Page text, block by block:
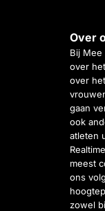
Over
Bij
over
over
gaan
ook
atleten
meest
ons
zowel